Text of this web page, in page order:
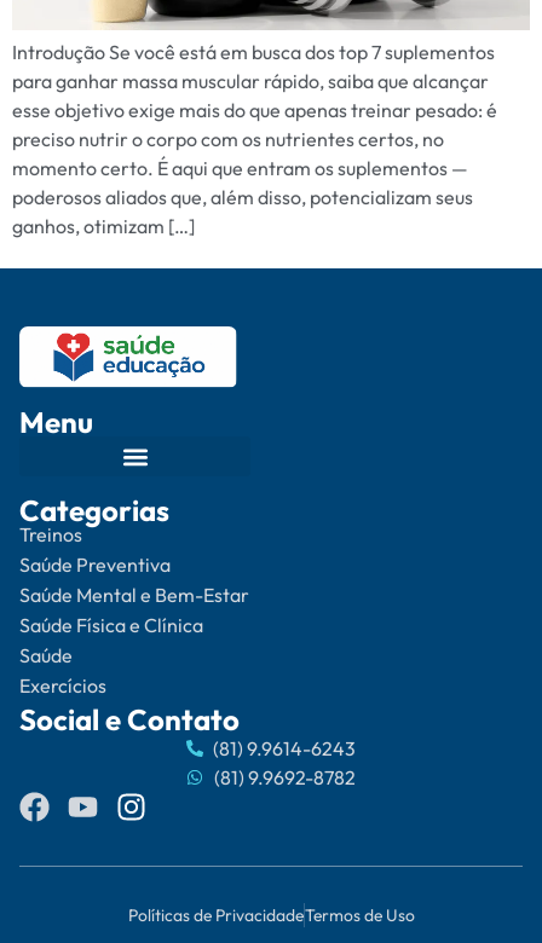
Introdução Se você está em busca dos top 7 suplementos
para ganhar massa muscular rápido, saiba que alcançar
esse objetivo exige mais do que apenas treinar pesado: é
preciso nutrir o corpo com os nutrientes certos, no
momento certo. É aqui que entram os suplementos —
poderosos aliados que, além disso, potencializam seus
ganhos, otimizam […]
Menu
Categorias
Treinos
Saúde Preventiva
Saúde Mental e Bem-Estar
Saúde Física e Clínica
Saúde
Exercícios
Social e Contato
(81) 9.9614-6243
(81) 9.9692-8782
Políticas de PrivacidadeTermos de Uso